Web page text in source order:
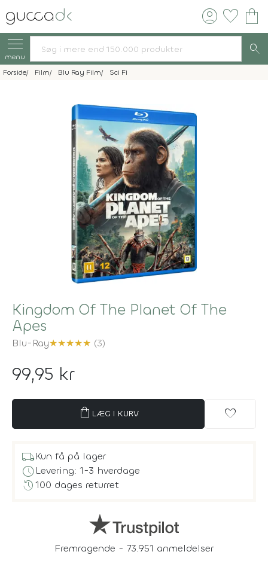
account_circle favorite shopping_bag
menu search
Forside Film Blu Ray Film Sci Fi
Kingdom Of The Planet Of The
Apes
Blu-Ray★★★★★ (3)
99,95 kr
shopping_bag LÆG I KURV favorite
local_shippingKun få på lager
scheduleLevering: 1-3 hverdage
history100 dages returret
Fremragende - 73.951 anmeldelser